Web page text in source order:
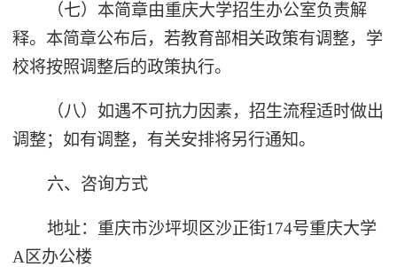
（七）本简章由重庆大学招生办公室负责解
释。本简章公布后，若教育部相关政策有调整，学
校将按照调整后的政策执行。
（八）如遇不可抗力因素，招生流程适时做出
调整；如有调整，有关安排将另行通知。
六、咨询方式
地址：重庆市沙坪坝区沙正街174号重庆大学
A区办公楼